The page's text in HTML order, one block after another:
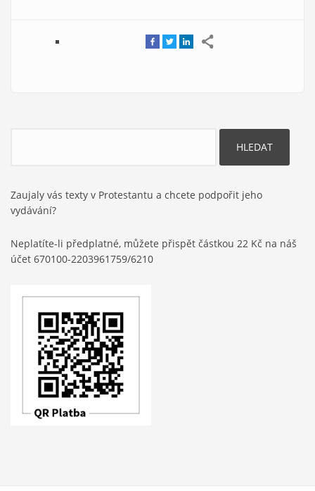
Zaujaly vás texty v Protestantu a chcete podpořit jeho
vydávání?
Neplatíte-li předplatné, můžete přispět částkou 22 Kč na náš
účet 670100-2203961759/6210